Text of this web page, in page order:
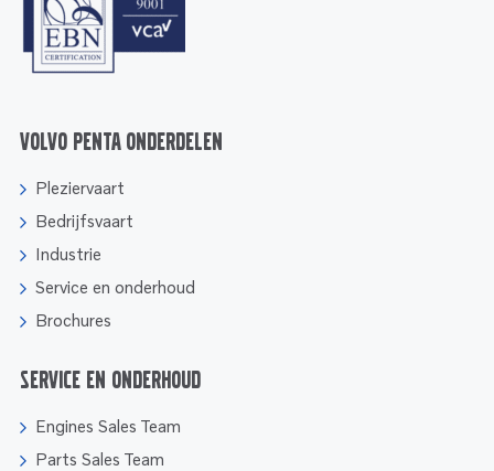
Volvo Penta onderdelen
Pleziervaart
Bedrijfsvaart
Industrie
Service en onderhoud
Brochures
Service en onderhoud
Engines Sales Team
Parts Sales Team